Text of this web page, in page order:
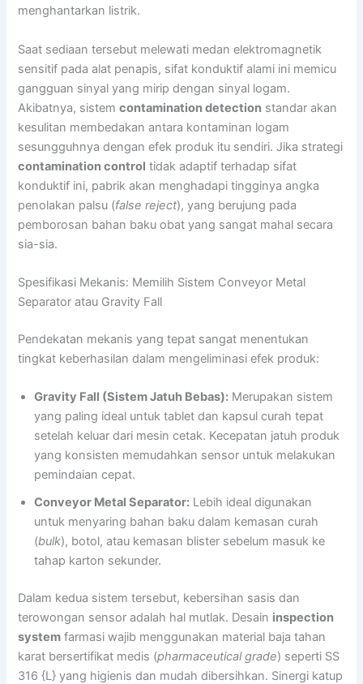
menghantarkan listrik.
Saat sediaan tersebut melewati medan elektromagnetik
sensitif pada alat penapis, sifat konduktif alami ini memicu
gangguan sinyal yang mirip dengan sinyal logam.
Akibatnya, sistemcontamination detection standar akan
kesulitan membedakan antara kontaminan logam
sesungguhnya dengan efek produk itu sendiri. Jika strategi
contamination control tidak adaptif terhadap sifat
konduktif ini, pabrik akan menghadapi tingginya angka
penolakan palsu (false reject), yang berujung pada
pemborosan bahan baku obat yang sangat mahal secara
sia-sia.
Spesifikasi Mekanis: Memilih Sistem Conveyor Metal
Separator atau Gravity Fall
Pendekatan mekanis yang tepat sangat menentukan
tingkat keberhasilan dalam mengeliminasi efek produk:
Gravity Fall (Sistem Jatuh Bebas): Merupakan sistem
yang paling ideal untuk tablet dan kapsul curah tepat
setelah keluar dari mesin cetak. Kecepatan jatuh produk
yang konsisten memudahkan sensor untuk melakukan
pemindaian cepat.
Conveyor Metal Separator: Lebih ideal digunakan
untuk menyaring bahan baku dalam kemasan curah
(bulk), botol, atau kemasan blister sebelum masuk ke
tahap karton sekunder.
Dalam kedua sistem tersebut, kebersihan sasis dan
terowongan sensor adalah hal mutlak. Desain inspection
system farmasi wajib menggunakan material baja tahan
karat bersertifikat medis (pharmaceutical grade) seperti SS
316 {L} yang higienis dan mudah dibersihkan. Sinergi katup